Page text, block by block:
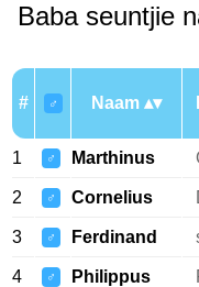
Baba seuntjie
# ♂ Naam
1 ♂ Marthinus
2 ♂ Cornelius
3 ♂ Ferdinand
4 ♂ Philippus